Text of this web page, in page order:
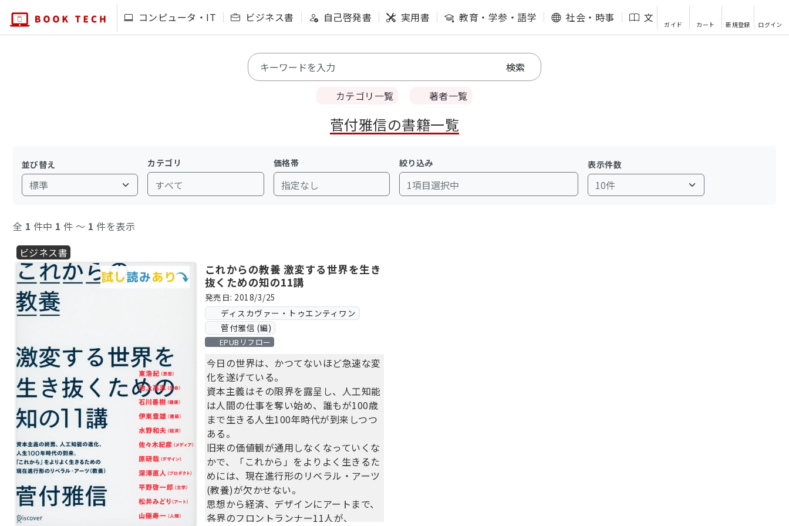
コンピュータ・IT ビジネス書 自己啓発書 実用書 教育・学参・語学 社会・時事 文芸・エッセイ
ガイド カート 新規登録 ログイン
カテゴリ一覧 著者一覧
菅付雅信の書籍一覧
並び替え カテゴリ
すべて
価格帯
指定なし
絞り込み
1項目選択中
表示件数
全 1 件中 1 件 〜 1 件を表示
ビジネス書
これからの教養 激変する世界を生き
抜くための知の11講
発売日: 2018/3/25
ディスカヴァー・トゥエンティワン
菅付雅信 (編)
EPUBリフロー
今日の世界は、かつてないほど急速な変
化を遂げている。
資本主義はその限界を露呈し、人工知能
は人間の仕事を奪い始め、誰もが100歳
まで生きる人生100年時代が到来しつつ
ある。
旧来の価値観が通用しなくなっていくな
かで、「これから」をよりよく生きるた
めには、現在進行形のリベラル・アーツ
(教養)が欠かせない。
思想から経済、デザインにアートまで、
各界のフロントランナー11人が、